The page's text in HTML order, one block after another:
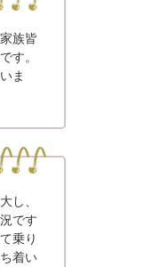
族皆
す。
ま
し、
です
乗り
着い